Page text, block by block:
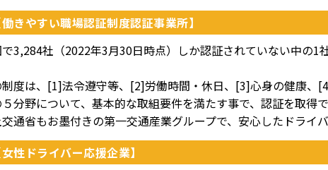
働きやすい職場認証制度認証事業所】
3,284社（2022年3月30日時点）しか認証されていない中の1
制度は、[1]法令遵守等、[2]労働時間・休日、[3]心身の健康、
分野について、基本的な取組要件を満たす事で、認証を取得で
通省もお墨付きの第一交通産業グループで、安心したドライ
女性ドライバー応援企業】